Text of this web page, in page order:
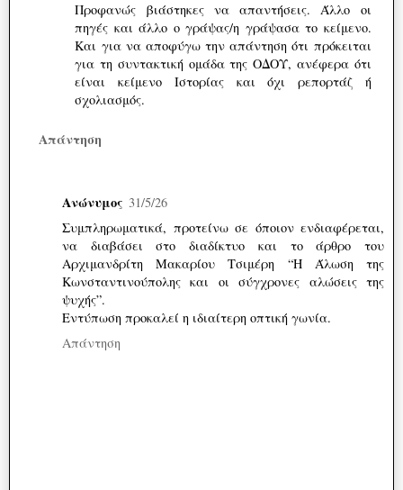
Προφανώς βιάστηκες να απαντήσεις. Άλλο οι
πηγές και άλλο ο γράψας/η γράψασα το κείμενο.
Και για να αποφύγω την απάντηση ότι πρόκειται
για τη συντακτική ομάδα της ΟΔΟΥ, ανέφερα ότι
είναι κείμενο Ιστορίας και όχι ρεπορτάζ ή
σχολιασμός.
Απάντηση
Ανώνυμος 31/5/26
Συμπληρωματικά, προτείνω σε όποιον ενδιαφέρεται,
να διαβάσει στο διαδίκτυο και το άρθρο του
Αρχιμανδρίτη Μακαρίου Τσιμέρη “Η Άλωση της
Κωνσταντινούπολης και οι σύγχρονες αλώσεις της
ψυχής”.
Εντύπωση προκαλεί η ιδιαίτερη οπτική γωνία.
Απάντηση